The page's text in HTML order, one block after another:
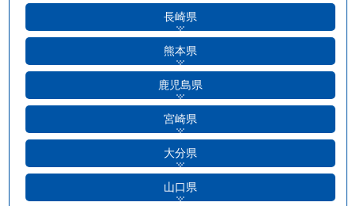
長崎県
熊本県
鹿児島県
宮崎県
大分県
山口県